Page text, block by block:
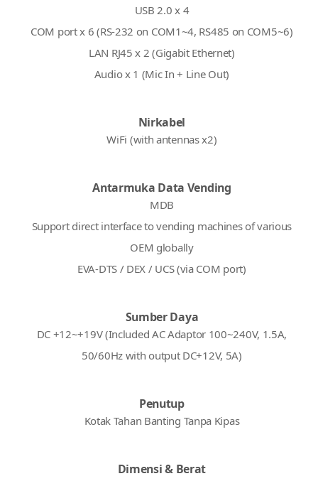
USB 2.0 x 4
COM port x 6 (RS-232 on COM1~4, RS485 on COM5~6)
LAN RJ45 x 2 (Gigabit Ethernet)
Audio x 1 (Mic In + Line Out)
Nirkabel
WiFi (with antennas x2)
Antarmuka Data Vending
MDB
Support direct interface to vending machines of various
OEM globally
EVA-DTS / DEX / UCS (via COM port)
Sumber Daya
DC +12~+19V (Included AC Adaptor 100~240V, 1.5A,
50/60Hz with output DC+12V, 5A)
Penutup
Kotak Tahan Banting Tanpa Kipas
Dimensi & Berat